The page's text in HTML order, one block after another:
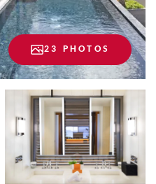
23 PHOTOS